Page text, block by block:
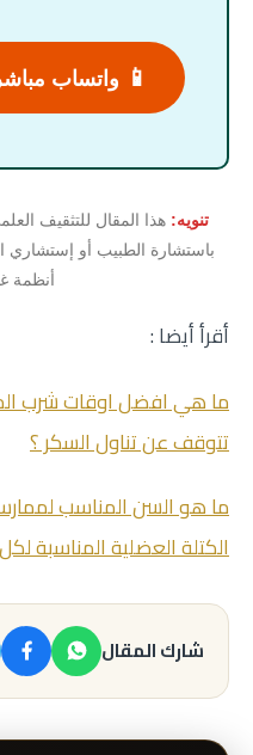
📱 واتساب مباشر:
تنويه: هذا المقال للتثقيف
باستشارة الطبيب أو إستشاري
أنظمة
أقرأ أيضا :
ما هي افضل اوقات شرب
تتوقف عن تناول السكر ؟
ما هو السن المناسب
الكتلة العضلية المناسبة
شارك المقال